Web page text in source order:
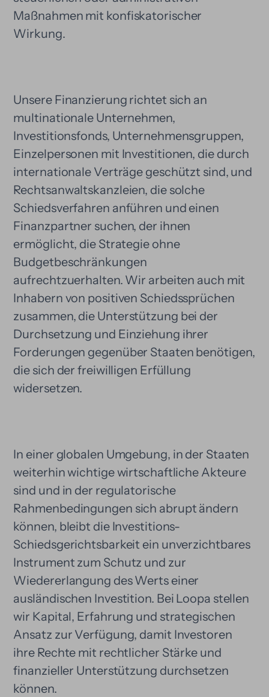
Maßnahmen mit konfiskatorischer
Wirkung.
Unsere Finanzierung richtet sich an
multinationale Unternehmen,
Investitionsfonds, Unternehmensgruppen,
Einzelpersonen mit Investitionen, die durch
internationale Verträge geschützt sind, und
Rechtsanwaltskanzleien, die solche
Schiedsverfahren anführen und einen
Finanzpartner suchen, der ihnen
ermöglicht, die Strategie ohne
Budgetbeschränkungen
aufrechtzuerhalten. Wir arbeiten auch mit
Inhabern von positiven Schiedssprüchen
zusammen, die Unterstützung bei der
Durchsetzung und Einziehung ihrer
Forderungen gegenüber Staaten benötigen,
die sich der freiwilligen Erfüllung
widersetzen.
In einer globalen Umgebung, in der Staaten
weiterhin wichtige wirtschaftliche Akteure
sind und in der regulatorische
Rahmenbedingungen sich abrupt ändern
können, bleibt die Investitions-
Schiedsgerichtsbarkeit ein unverzichtbares
Instrument zum Schutz und zur
Wiedererlangung des Werts einer
ausländischen Investition. Bei Loopa stellen
wir Kapital, Erfahrung und strategischen
Ansatz zur Verfügung, damit Investoren
ihre Rechte mit rechtlicher Stärke und
finanzieller Unterstützung durchsetzen
können.